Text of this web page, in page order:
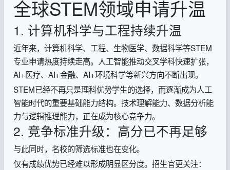
全球STEM领域申请升温
1. 计算机科学与工程持续升温
近年来，计算机科学、工程、生物医学、数据科学等STEM
专业申请热度持续走高。人工智能推动交叉学科快速扩张，
AI+医疗、AI+金融、AI+环境科学等新兴方向不断出现。
STEM已经不再只是理科优势学生的选择，而逐渐成为人工
智能时代的重要基础能力结构。技术理解能力、数据分析能
力与逻辑推理能力，正在成为核心竞争力。
2. 竞争标准升级：高分已不再足够
与此同时，名校的筛选标准也在变化。
仅有成绩优势已经难以形成明显区分度。招生官更关注：